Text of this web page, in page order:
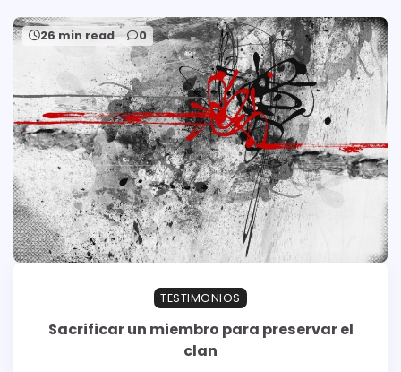
26 min read 0
TESTIMONIOS
Sacrificar un miembro para preservar el
clan